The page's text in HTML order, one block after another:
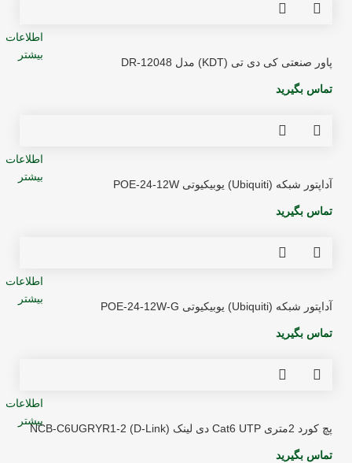
اطلاعات
بیشتر
پاور صنعتی کی دی تی (KDT) مدل DR-12048
تماس بگیرید
اطلاعات
بیشتر
آداپتور شبکه (Ubiquiti) یوبیکیوتی POE-24-12W
تماس بگیرید
اطلاعات
بیشتر
آداپتور شبکه (Ubiquiti) یوبیکیوتی POE-24-12W-G
تماس بگیرید
اطلاعات
بیشتر
پچ کورد 2متری Cat6 UTP دی لینک (D-Link) NCB-C6UGRYR1-2
تماس بگیرید